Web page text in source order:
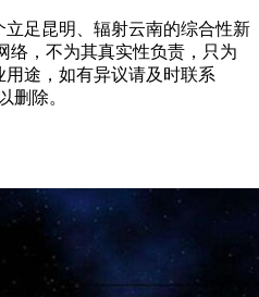
足昆明、辐射云南的综合性新
络，不为其真实性负责，只为
途，如有异议请及时联系
删除。